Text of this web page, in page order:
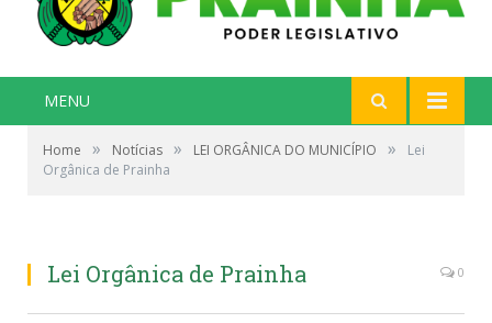
MENU
Home » Notícias » LEI ORGÂNICA DO MUNICÍPIO »
Lei
Orgânica de Prainha
Lei Orgânica de Prainha 0